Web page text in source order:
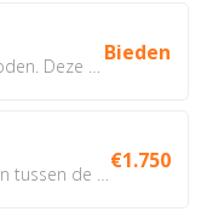
Bieden
€1.750